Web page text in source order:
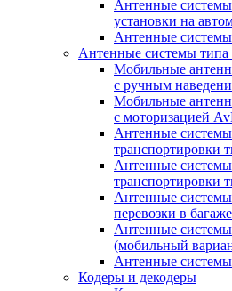
Антенные
установки на
Антенные
Антенные системы
Мобильные
с ручным
Мобильные
с моторизацией
Антенные
транспортировки
Антенные
транспортировки
Антенные
перевозки в
Антенные
(мобильный
Антенные
Кодеры и декодеры